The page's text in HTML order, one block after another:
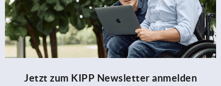
Jetzt zum KIPP Newsletter anmelden